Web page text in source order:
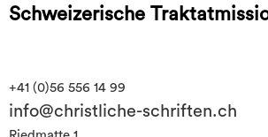
Schweizerische
+41 (0)56 556 14 99
info@christliche-schriften.ch